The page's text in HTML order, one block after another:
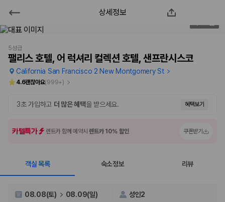
팰리스 호텔, 어 럭셔리 컬렉션 호텔,
샌프란시스코
2000만 이용고객이 선택한 제주 렌트카 가격비교 플랫폼
상세정보
5성급
팰리스 호텔, 어 럭셔리 컬렉션 호텔, 샌프란시스코
California San Francisco 2 New Montgomery St
4.6괜찮아요(999+)
3초 가입하고 더 많은 혜택을 받으세요. 혜택보기
카텔특가 렌트카 함께 예약시렌트카 10% 할인 쿠폰받기
객실 목록 숙소정보 리뷰
08.08(토) 08.09(일) 성인2